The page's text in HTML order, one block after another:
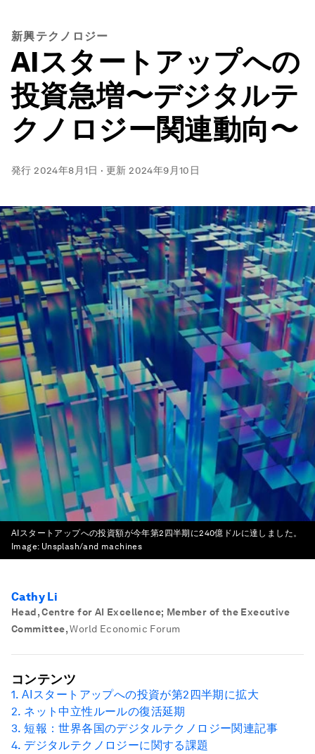
新興テクノロジー
AIスタートアップへの
投資急増〜デジタルテ
クノロジー関連動向〜
発行2024年8月1日 ·更新2024年9月10日
AIスタートアップへの投資額が今年第2四半期に240億ドルに達しました。
Image: Unsplash/and machines
Cathy Li
Head, Centre for AI Excellence; Member of the Executive
Committee, World Economic Forum
コンテンツ
1. AIスタートアップへの投資が第2 四半期に拡大
2. ネット中立性ルールの復活延期
3.短報：世界各国のデジタルテクノロジー関連記事
4. デジタルテクノロジーに関する課題